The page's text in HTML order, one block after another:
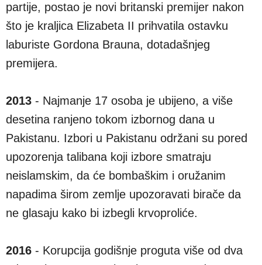
partije, postao je novi britanski premijer nakon
što je kraljica Elizabeta II prihvatila ostavku
laburiste Gordona Brauna, dotadašnjeg
premijera.
2013 - Najmanje 17 osoba je ubijeno, a više
desetina ranjeno tokom izbornog dana u
Pakistanu. Izbori u Pakistanu održani su pored
upozorenja talibana koji izbore smatraju
neislamskim, da će bombaškim i oružanim
napadima širom zemlje upozoravati birače da
ne glasaju kako bi izbegli krvoproliće.
2016 - Korupcija godišnje proguta više od dva